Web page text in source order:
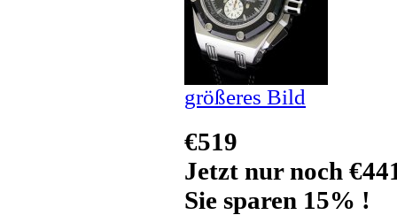
größeres Bild
€519
Jetzt nur noch
Sie sparen 15% !